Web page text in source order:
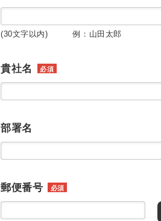
(30文字以内) 例：山田太郎
貴社名 必須
部署名
郵便番号 必須